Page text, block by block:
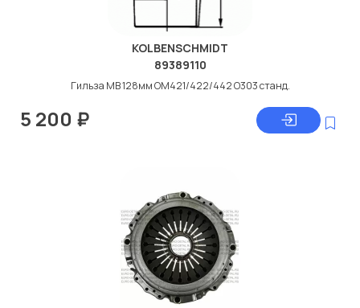
KOLBENSCHMIDT
89389110
Гильза МВ 128мм ОМ421/422/442 О303 станд.
5 200 ₽